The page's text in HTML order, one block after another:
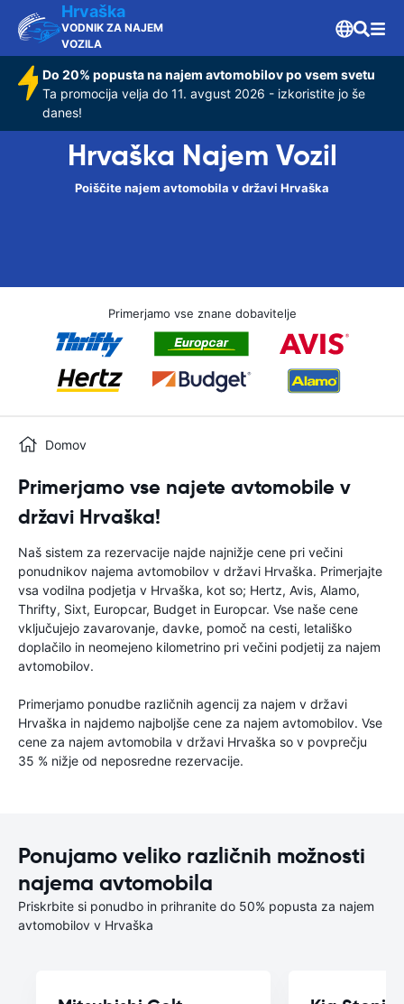
Hrvaška
VODNIK ZA NAJEM
VOZILA
Do 20% popusta na najem avtomobilov po vsem svetu
Ta promocija velja do 11. avgust 2026 - izkoristite jo še
danes!
Hrvaška Najem Vozil
Poiščite najem avtomobila v državi Hrvaška
Primerjamo vse znane dobavitelje
Domov
Primerjamo vse najete avtomobile v
državi Hrvaška!
Naš sistem za rezervacije najde najnižje cene pri večini
ponudnikov najema avtomobilov v državi Hrvaška. Primerjajte
vsa vodilna podjetja v Hrvaška, kot so; Hertz, Avis, Alamo,
Thrifty, Sixt, Europcar, Budget in Europcar. Vse naše cene
vključujejo zavarovanje, davke, pomoč na cesti, letališko
doplačilo in neomejeno kilometrino pri večini podjetij za najem
avtomobilov.
Primerjamo ponudbe različnih agencij za najem v državi
Hrvaška in najdemo najboljše cene za najem avtomobilov. Vse
cene za najem avtomobila v državi Hrvaška so v povprečju
35 % nižje od neposredne rezervacije.
Ponujamo veliko različnih možnosti
najema avtomobila
Priskrbite si ponudbo in prihranite do 50% popusta za najem
avtomobilov v Hrvaška